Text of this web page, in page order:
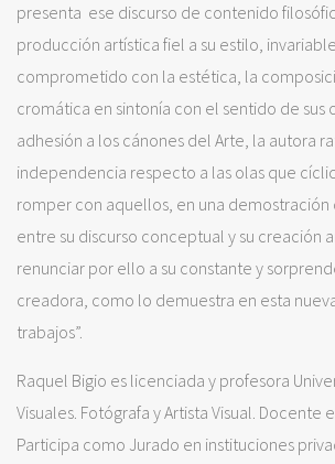
presenta ese discurso de contenido
producción artística fiel a su estilo,
comprometido con la estética, la
cromática en sintonía con el sentido de sus
adhesión a los cánones del Arte, la autora
independencia respecto a las olas que
romper con aquellos, en una
entre su discurso conceptual y su creación
renunciar por ello a su constante y
creadora, como lo demuestra en esta
trabajos”.
Raquel Bigio es licenciada y profesora
Visuales. Fotógrafa y Artista Visual. Docente
Participa como Jurado en instituciones